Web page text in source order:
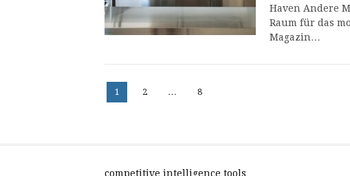
Haven Andere
Raum für das
Magazin…
Seitennummerierung
der
Seite
1 Seite
2 … Seite
8
competitive intelligence tools